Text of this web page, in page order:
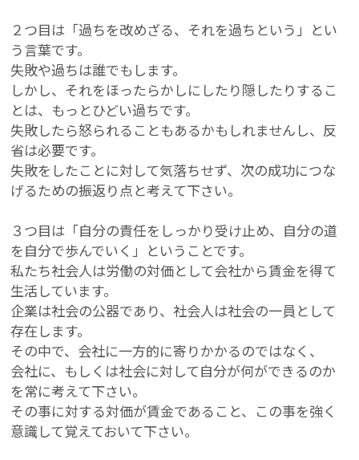
２つ目は「過ちを改めざる、それを過ちという」とい
う言葉です。
失敗や過ちは誰でもします。
しかし、それをほったらかしにしたり隠したりするこ
とは、もっとひどい過ちです。
失敗したら怒られることもあるかもしれませんし、反
省は必要です。
失敗をしたことに対して気落ちせず、次の成功につな
げるための振返り点と考えて下さい。
３つ目は「自分の責任をしっかり受け止め、自分の道
を自分で歩んでいく」ということです。
私たち社会人は労働の対価として会社から賃金を得て
生活しています。
企業は社会の公器であり、社会人は社会の一員として
存在します。
その中で、会社に一方的に寄りかかるのではなく、
会社に、もしくは社会に対して自分が何ができるのか
を常に考えて下さい。
その事に対する対価が賃金であること、この事を強く
意識して覚えておいて下さい。